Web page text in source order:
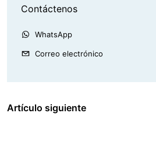
Contáctenos
WhatsApp
Correo electrónico
Artículo siguiente